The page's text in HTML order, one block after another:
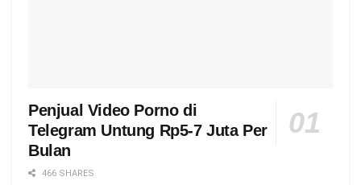
Penjual Video Porno di
Telegram Untung Rp5-7 Juta Per
Bulan
466 SHARES